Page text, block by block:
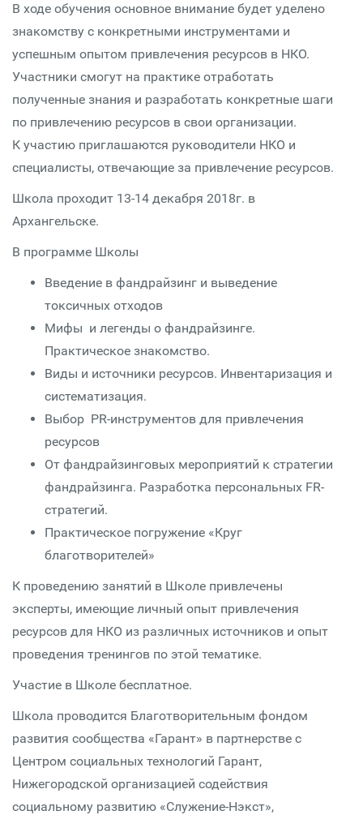
В ходе обучения основное внимание будет уделено
знакомству с конкретными инструментами и
успешным опытом привлечения ресурсов в НКО.
Участники смогут на практике отработать
полученные знания и разработать конкретные шаги
по привлечению ресурсов в свои организации.
К участию приглашаются руководители НКО и
специалисты, отвечающие за привлечение ресурсов.
Школа проходит 13-14 декабря 2018г. в
Архангельске.
В программе Школы
Введение в фандрайзинг и выведение
токсичных отходов
Мифы и легенды о фандрайзинге.
Практическое знакомство.
Виды и источники ресурсов. Инвентаризация и
систематизация.
Выбор PR-инструментов для привлечения
ресурсов
От фандрайзинговых мероприятий к стратегии
фандрайзинга. Разработка персональных FR-
стратегий.
Практическое погружение «Круг
благотворителей»
К проведению занятий в Школе привлечены
эксперты, имеющие личный опыт привлечения
ресурсов для НКО из различных источников и опыт
проведения тренингов по этой тематике.
Участие в Школе бесплатное.
Школа проводится Благотворительным фондом
развития сообщества «Гарант» в партнерстве с
Центром социальных технологий Гарант,
Нижегородской организацией содействия
социальному развитию «Служение-Нэкст»,